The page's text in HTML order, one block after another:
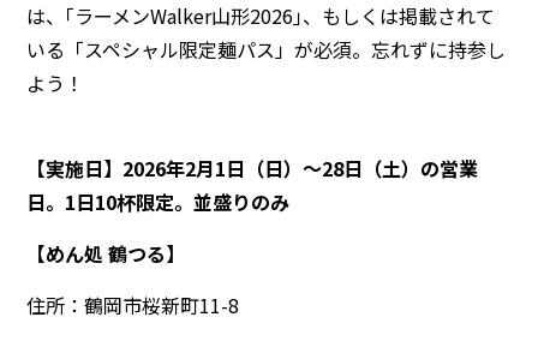
は、｢ラーメンWalker山形2026｣、もしくは掲載されて
いる「スペシャル限定麺パス」が必須。忘れずに持参し
よう！
【実施日】2026年2月1日（日）〜28日（土）の営業
日。1日10杯限定。並盛りのみ
【めん処 鶴つる】
住所：鶴岡市桜新町11-8